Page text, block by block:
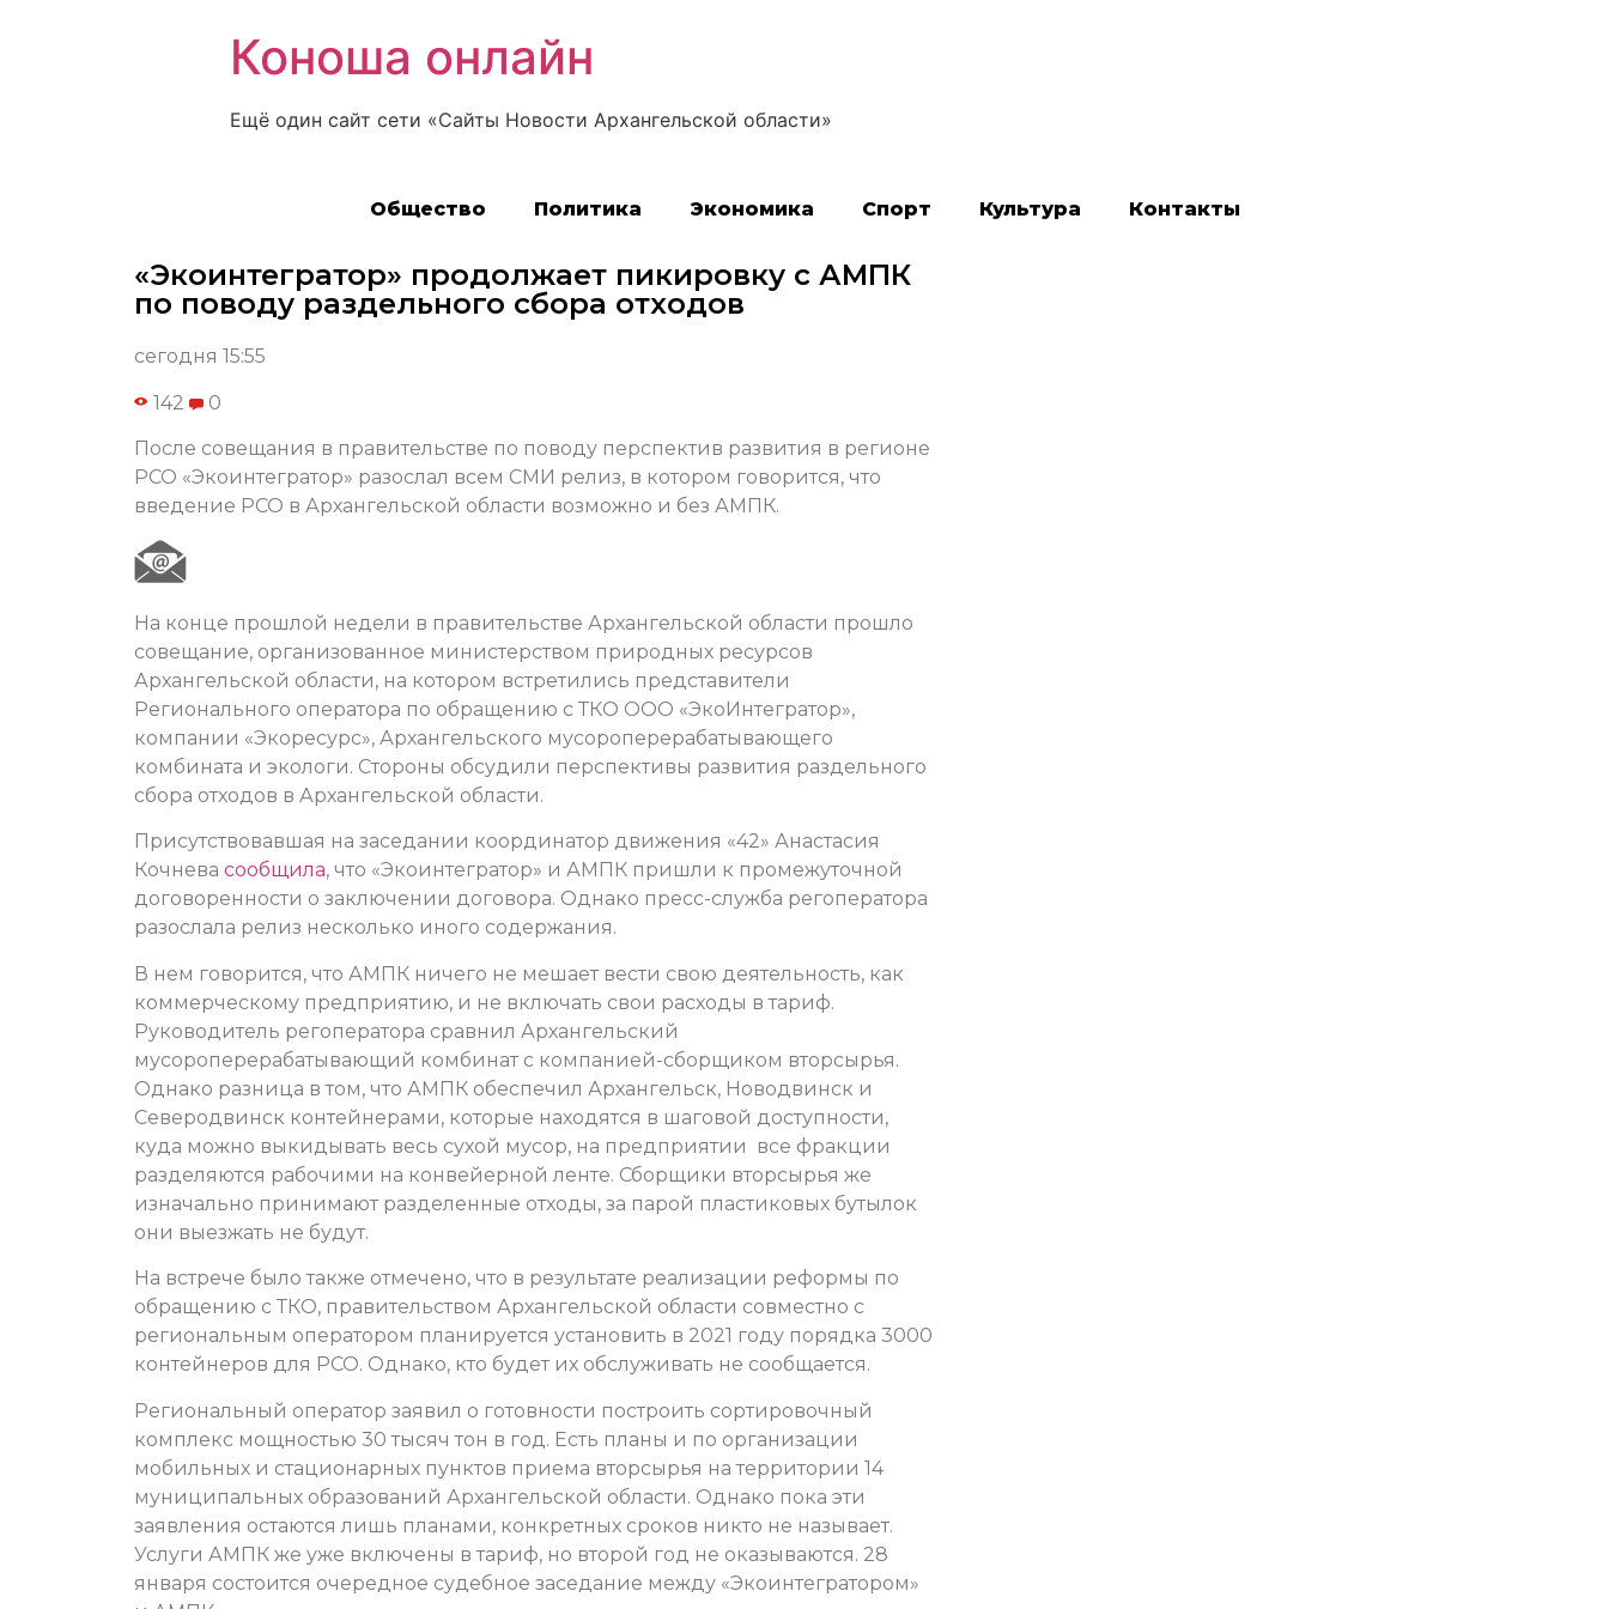
Коноша онлайн
Ещё один сайт сети «Сайты Новости Архангельской области»
Общество Политика Экономика Спорт Культура Контакты
«Экоинтегратор» продолжает пикировку с АМПК
по поводу раздельного сбора отходов
сегодня 15:55
142 0
После совещания в правительстве по поводу перспектив развития в регионе
РСО «Экоинтегратор» разослал всем СМИ релиз, в котором говорится, что
введение РСО в Архангельской области возможно и без АМПК.
На конце прошлой недели в правительстве Архангельской области прошло
совещание, организованное министерством природных ресурсов
Архангельской области, на котором встретились представители
Регионального оператора по обращению с ТКО ООО «ЭкоИнтегратор»,
компании «Экоресурс», Архангельского мусороперерабатывающего
комбината и экологи. Стороны обсудили перспективы развития раздельного
сбора отходов в Архангельской области.
Присутствовавшая на заседании координатор движения «42» Анастасия
Кочнева сообщила, что «Экоинтегратор» и АМПК пришли к промежуточной
договоренности о заключении договора. Однако пресс-служба регоператора
разослала релиз несколько иного содержания.
В нем говорится, что АМПК ничего не мешает вести свою деятельность, как
коммерческому предприятию, и не включать свои расходы в тариф.
Руководитель регоператора сравнил Архангельский
мусороперерабатывающий комбинат с компанией-сборщиком вторсырья.
Однако разница в том, что АМПК обеспечил Архангельск, Новодвинск и
Северодвинск контейнерами, которые находятся в шаговой доступности,
куда можно выкидывать весь сухой мусор, на предприятии все фракции
разделяются рабочими на конвейерной ленте. Сборщики вторсырья же
изначально принимают разделенные отходы, за парой пластиковых бутылок
они выезжать не будут.
На встрече было также отмечено, что в результате реализации реформы по
обращению с ТКО, правительством Архангельской области совместно с
региональным оператором планируется установить в 2021 году порядка 3000
контейнеров для РСО. Однако, кто будет их обслуживать не сообщается.
Региональный оператор заявил о готовности построить сортировочный
комплекс мощностью 30 тысяч тон в год. Есть планы и по организации
мобильных и стационарных пунктов приема вторсырья на территории 14
муниципальных образований Архангельской области. Однако пока эти
заявления остаются лишь планами, конкретных сроков никто не называет.
Услуги АМПК же уже включены в тариф, но второй год не оказываются. 28
января состоится очередное судебное заседание между «Экоинтегратором»